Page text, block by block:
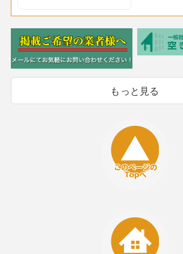
もっと見る